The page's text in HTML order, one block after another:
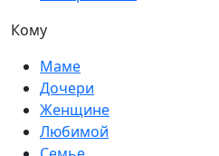
Кому
Маме
Дочери
Женщине
Любимой